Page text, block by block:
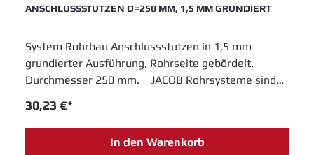
ANSCHLUSSSTUTZEN D=250 MM, 1,5 MM GRUNDIERT
System Rohrbau Anschlussstutzen in 1,5 mm
grundierter Ausführung, Rohrseite gebördelt.
Durchmesser 250 mm. JACOB Rohrsysteme sind
Lösungen für das Schüttguthandling sowie
Entstaubungs- und Abluftanlagen. Einfache
Montage und innovative Entwicklungen sichern
30,23 €*
In den Warenkorb